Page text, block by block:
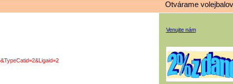
Otvárame volejbalové
Venujte nám